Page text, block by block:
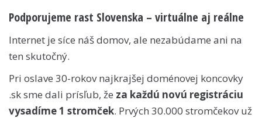
Podporujeme rast Slovenska – virtuálne aj reálne
Internet je síce náš domov, ale nezabúdame ani na
ten skutočný.
Pri oslave 30-rokov najkrajšej doménovej koncovky
.sk sme dali prísľub, že za každú novú registráciu
vysadíme 1 stromček. Prvých 30.000 stromčekov už